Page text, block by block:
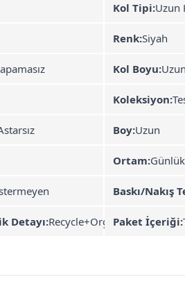
Kol Tipi:Uzun
Renk:Siyah
Kol Boyu:Uzun
Koleksiyon:
Boy:Uzun
Ortam:Günlük
Baskı/Nakış
Detayı:Recycle+OrganikPaket İçeriği: